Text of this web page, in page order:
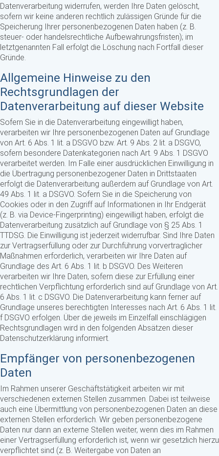
Datenverarbeitung widerrufen, werden Ihre Daten gelöscht,
sofern wir keine anderen rechtlich zulässigen Gründe für die
Speicherung Ihrer personenbezogenen Daten haben (z. B.
steuer- oder handelsrechtliche Aufbewahrungsfristen); im
letztgenannten Fall erfolgt die Löschung nach Fortfall dieser
Gründe.
Allgemeine Hinweise zu den
Rechtsgrundlagen der
Datenverarbeitung auf dieser Website
Sofern Sie in die Datenverarbeitung eingewilligt haben,
verarbeiten wir Ihre personenbezogenen Daten auf Grundlage
von Art. 6 Abs. 1 lit. a DSGVO bzw. Art. 9 Abs. 2 lit. a DSGVO,
sofern besondere Datenkategorien nach Art. 9 Abs. 1 DSGVO
verarbeitet werden. Im Falle einer ausdrücklichen Einwilligung in
die Übertragung personenbezogener Daten in Drittstaaten
erfolgt die Datenverarbeitung außerdem auf Grundlage von Art.
49 Abs. 1 lit. a DSGVO. Sofern Sie in die Speicherung von
Cookies oder in den Zugriff auf Informationen in Ihr Endgerät
(z. B. via Device-Fingerprinting) eingewilligt haben, erfolgt die
Datenverarbeitung zusätzlich auf Grundlage von § 25 Abs. 1
TTDSG. Die Einwilligung ist jederzeit widerrufbar. Sind Ihre Daten
zur Vertragserfüllung oder zur Durchführung vorvertraglicher
Maßnahmen erforderlich, verarbeiten wir Ihre Daten auf
Grundlage des Art. 6 Abs. 1 lit. b DSGVO. Des Weiteren
verarbeiten wir Ihre Daten, sofern diese zur Erfüllung einer
rechtlichen Verpflichtung erforderlich sind auf Grundlage von Art.
6 Abs. 1 lit. c DSGVO. Die Datenverarbeitung kann ferner auf
Grundlage unseres berechtigten Interesses nach Art. 6 Abs. 1 lit.
f DSGVO erfolgen. Über die jeweils im Einzelfall einschlägigen
Rechtsgrundlagen wird in den folgenden Absätzen dieser
Datenschutzerklärung informiert.
Empfänger von personenbezogenen
Daten
Im Rahmen unserer Geschäftstätigkeit arbeiten wir mit
verschiedenen externen Stellen zusammen. Dabei ist teilweise
auch eine Übermittlung von personenbezogenen Daten an diese
externen Stellen erforderlich. Wir geben personenbezogene
Daten nur dann an externe Stellen weiter, wenn dies im Rahmen
einer Vertragserfüllung erforderlich ist, wenn wir gesetzlich hierzu
verpflichtet sind (z. B. Weitergabe von Daten an